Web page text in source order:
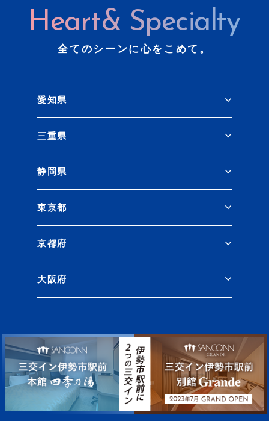
Heart& Specialty
全てのシーンに心をこめて。
愛知県
三重県
静岡県
東京都
京都府
大阪府